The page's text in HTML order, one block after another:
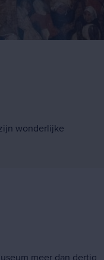
wonderlijke
meer dan dertig